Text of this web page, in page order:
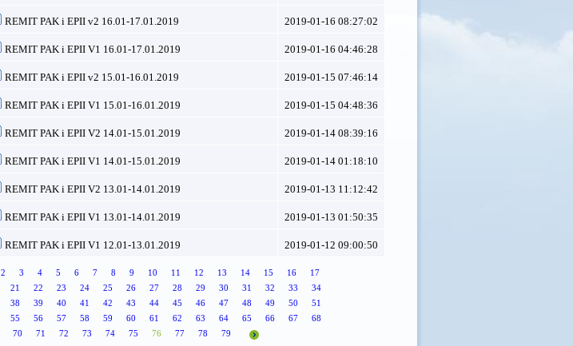
REMIT PAK i EPII v2 16.01-17.01.2019 2019-01-16 08:27:02
REMIT PAK i EPII V1 16.01-17.01.2019 2019-01-16 04:46:28
REMIT PAK i EPII v2 15.01-16.01.2019 2019-01-15 07:46:14
REMIT PAK i EPII V1 15.01-16.01.2019 2019-01-15 04:48:36
REMIT PAK i EPII V2 14.01-15.01.2019 2019-01-14 08:39:16
REMIT PAK i EPII V1 14.01-15.01.2019 2019-01-14 01:18:10
REMIT PAK i EPII V2 13.01-14.01.2019 2019-01-13 11:12:42
REMIT PAK i EPII V1 13.01-14.01.2019 2019-01-13 01:50:35
REMIT PAK i EPII V1 12.01-13.01.2019 2019-01-12 09:00:50
2 3 4 5 6 7 8 9 10 11 12 13 14 15 16
17
21 22 23 24 25 26 27 28 29 30 31 32 33
34
38 39 40 41 42 43 44 45 46 47 48 49 50
51
55 56 57 58 59 60 61 62 63 64 65 66 67
68
70 71 72 73 74 75 76 77 78 79